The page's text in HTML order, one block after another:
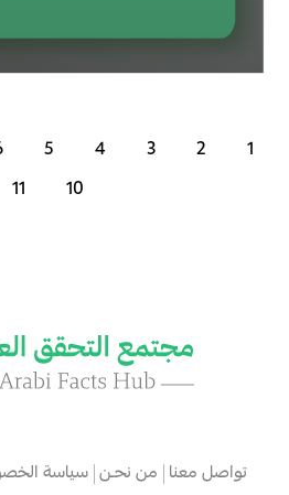
1
2
3
4
5
10
11
تواصل معنا من نحـن سياسة